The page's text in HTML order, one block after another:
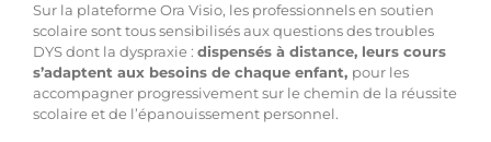
Sur la plateforme Ora Visio, les professionnels en soutien
scolaire sont tous sensibilisés aux questions des troubles
DYSdont la dyspraxie : dispensés à distance, leurs cours
s’adaptent aux besoins de chaque enfant, pour les
accompagner progressivement sur le chemin de la réussite
scolaire et de l’épanouissement personnel.